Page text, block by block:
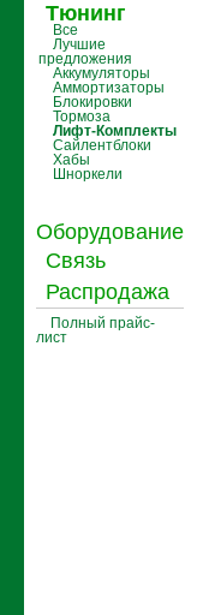
Тюнинг
Все
Лучшие
предложения
Аккумуляторы
Аммортизаторы
Блокировки
Тормоза
Лифт-Комплекты
Сайлентблоки
Хабы
Шноркели
Оборудование
Связь
Распродажа
Полный прайс-
лист